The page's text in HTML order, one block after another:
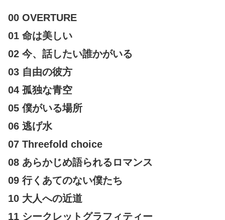
00 OVERTURE
01 命は美しい
02 今、話したい誰かがいる
03 自由の彼方
04 孤独な青空
05 僕がいる場所
06 逃げ水
07 Threefold choice
08 あらかじめ語られるロマンス
09 行くあてのない僕たち
10 大人への近道
11 シークレットグラフィティー